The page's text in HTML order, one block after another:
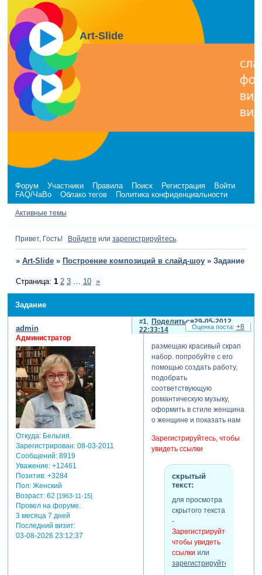
Art-Slide
Форум Участники Правила Поиск Регистрация
Войти
FAQ/ЧаВо
Облако тегов Политика конфиденциальности
Активные темы
Привет, Гость! Войдите или зарегистрируйтесь.
» Art-Slide » Построение композиций в слайд-шоу » Задание
Задание
Страница: 1 2 3 … 10 »
Поделиться
1
29-05-2012
22:33:14
admin
Администратор
Откуда:Бельгия.
Зарегистрирован: 08-03-2011
Сообщений:8919
Уважение: +12461
Позитив: +3284
Пол:Женский
Возраст:62 [1963-11-15]
Провел на форуме:
3 месяца 7 дней
Последний визит:
03-08-2026 23:12:37
размещаю красивый скрап
набор. попробуйте с его
помощью создать работу,
подобрать
соответствующую
романтическую музыку,
оформить в стиле женщина
о женщине и показать нам
Зарегистрируйтесь, чтобы
увидеть ссылки
скрытый
текст:
для просмотра
скрытого текста
-
Зарегистрируйтесь,
чтобы увидеть
ссылки или
зарегистрируйтесь
+8